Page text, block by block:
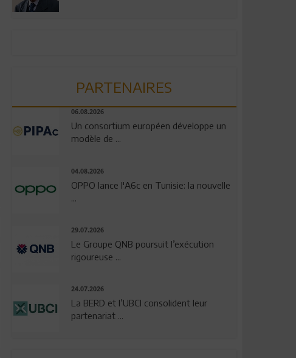
PARTENAIRES
06.08.2026
Un consortium européen développe un
modèle de ...
04.08.2026
OPPO lance l'A6c en Tunisie: la nouvelle
29.07.2026
Le Groupe QNB poursuit l’exécution
rigoureuse ...
24.07.2026
La BERD et l’UBCI consolident leur
partenariat ...